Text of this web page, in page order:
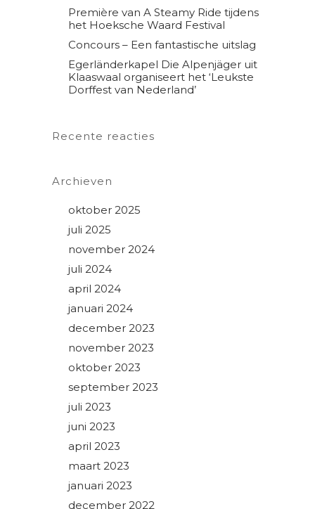
Première van A Steamy Ride tijdens
het Hoeksche Waard Festival
Concours – Een fantastische uitslag
Egerländerkapel Die Alpenjäger uit
Klaaswaal organiseert het ‘Leukste
Dorffest van Nederland’
Recente reacties
Archieven
oktober 2025
juli 2025
november 2024
juli 2024
april 2024
januari 2024
december 2023
november 2023
oktober 2023
september 2023
juli 2023
juni 2023
april 2023
maart 2023
januari 2023
december 2022